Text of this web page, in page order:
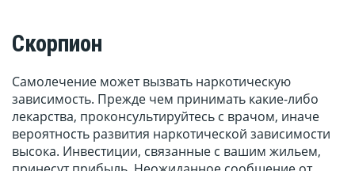
Скорпион
Самолечение может вызвать наркотическую
зависимость. Прежде чем принимать какие-либо
лекарства, проконсультируйтесь с врачом, иначе
вероятность развития наркотической зависимости
высока. Инвестиции, связанные с вашим жильем,